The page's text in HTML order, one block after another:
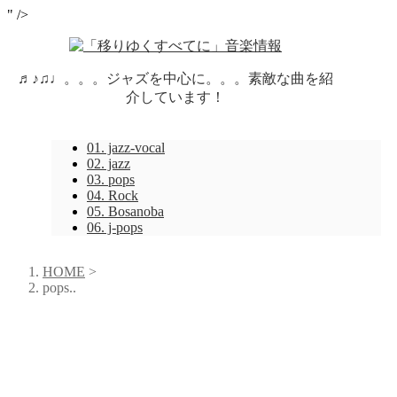
" />
♬♪♫♩。。。ジャズを中心に。。。素敵な曲を紹
介しています！
01. jazz-vocal
02. jazz
03. pops
04. Rock
05. Bosanoba
06. j-pops
HOME >
pops..